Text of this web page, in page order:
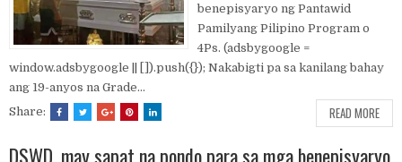
benepisyaryo ng Pantawid
Pamilyang Pilipino Program o
4Ps. (adsbygoogle =
window.adsbygoogle || []).push({}); Nakabigti pa sa kanilang bahay
ang 19-anyos na Grade...
Share:
READ MORE
DSWD, may sapat na pondo para sa mga benepisyaryo